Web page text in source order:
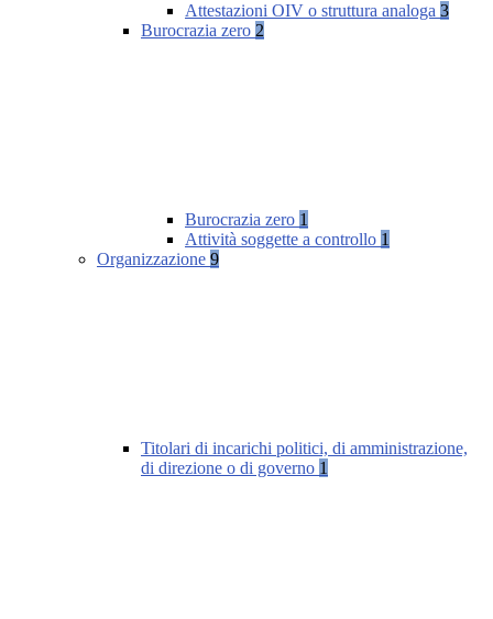
Attestazioni OIV o struttura analoga 3
Burocrazia zero 2
Burocrazia zero 1
Attività soggette a controllo 1
Organizzazione 9
Titolari di incarichi politici, di amministrazione,
di direzione o di governo 1